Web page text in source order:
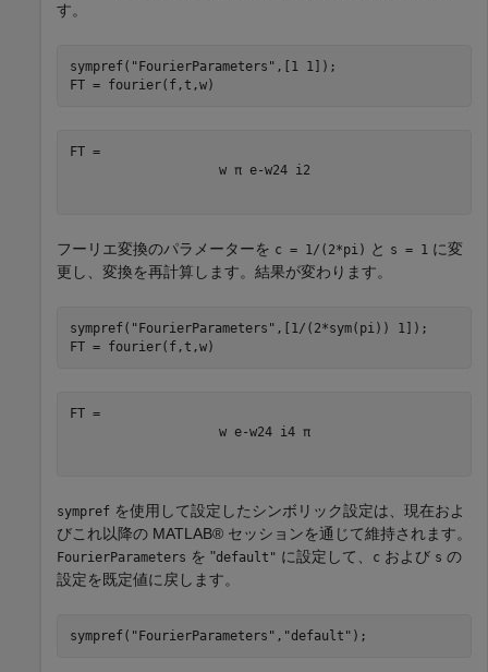
す。
sympref( "FourierParameters" ,[1 1]);
FT = fourier(f,t,w)
w π e-w24 i2
フーリエ変換のパラメーターを c = 1/(2*pi) と s = 1 に変
更し、変換を再計算します。結果が変わります。
sympref( "FourierParameters" ,[1/(2*sym(pi)) 1]);
FT = fourier(f,t,w)
w e-w24 i4 π
sympref を使用して設定したシンボリック設定は、現在およ
びこれ以降の MATLAB® セッションを通じて維持されます。
FourierParameters を "default" に設定して、 c および s の
設定を既定値に戻します。
sympref( "FourierParameters" , "default" );